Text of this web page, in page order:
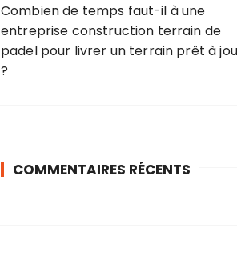
Combien de temps faut-il à une
entreprise construction terrain de
padel pour livrer un terrain prêt à
?
COMMENTAIRES RÉCENTS